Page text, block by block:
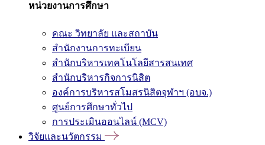
หน่วยงานการศึกษา
คณะ วิทยาลัย และสถาบัน
สำนักงานการทะเบียน
สำนักบริหารเทคโนโลยีสารสนเทศ
สำนักบริหารกิจการนิสิต
องค์การบริหารสโมสรนิสิตจุฬาฯ (อบจ.)
ศูนย์การศึกษาทั่วไป
การประเมินออนไลน์ (MCV)
วิจัยและนวัตกรรม